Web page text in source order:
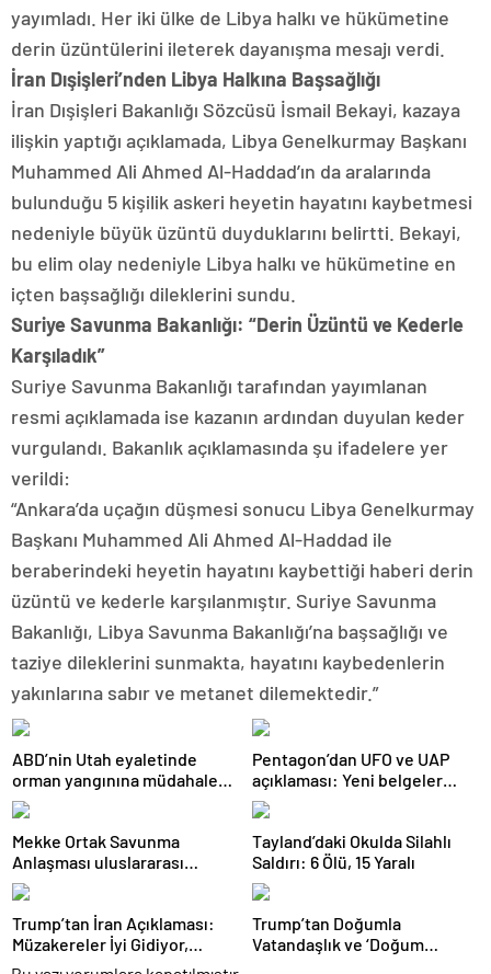
yayımladı. Her iki ülke de Libya halkı ve hükümetine
derin üzüntülerini ileterek dayanışma mesajı verdi.
İran Dışişleri’nden Libya Halkına Başsağlığı
İran Dışişleri Bakanlığı Sözcüsü İsmail Bekayi, kazaya
ilişkin yaptığı açıklamada, Libya Genelkurmay Başkanı
Muhammed Ali Ahmed Al-Haddad’ın da aralarında
bulunduğu 5 kişilik askeri heyetin hayatını kaybetmesi
nedeniyle büyük üzüntü duyduklarını belirtti. Bekayi,
bu elim olay nedeniyle Libya halkı ve hükümetine en
içten başsağlığı dileklerini sundu.
Suriye Savunma Bakanlığı: “Derin Üzüntü ve Kederle
Karşıladık”
Suriye Savunma Bakanlığı tarafından yayımlanan
resmi açıklamada ise kazanın ardından duyulan keder
vurgulandı. Bakanlık açıklamasında şu ifadelere yer
verildi:
“Ankara’da uçağın düşmesi sonucu Libya Genelkurmay
Başkanı Muhammed Ali Ahmed Al-Haddad ile
beraberindeki heyetin hayatını kaybettiği haberi derin
üzüntü ve kederle karşılanmıştır. Suriye Savunma
Bakanlığı, Libya Savunma Bakanlığı’na başsağlığı ve
taziye dileklerini sunmakta, hayatını kaybedenlerin
yakınlarına sabır ve metanet dilemektedir.”
ABD’nin Utah eyaletinde
orman yangınına müdahale
eden helikopter düştü
Pentagon’dan UFO ve UAP
açıklaması: Yeni belgeler
kamuoyuyla paylaşıldı
Mekke Ortak Savunma
Anlaşması uluslararası
basında geniş yankı uyandırdı
Tayland’daki Okulda Silahlı
Saldırı: 6 Ölü, 15 Yaralı
Trump’tan İran Açıklaması:
Müzakereler İyi Gidiyor,
Anlaşma Sağlanabilir
Trump’tan Doğumla
Vatandaşlık ve ‘Doğum